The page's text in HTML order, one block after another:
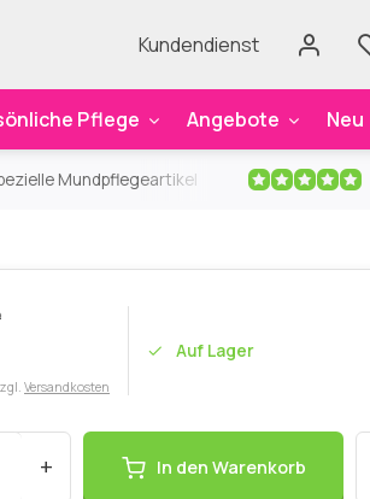
Kundendienst
Pflege Angebote Neu
Mundpflegeartikel Kostenloser
Versandkosten
Auf Lager
+ In den Warenkorb